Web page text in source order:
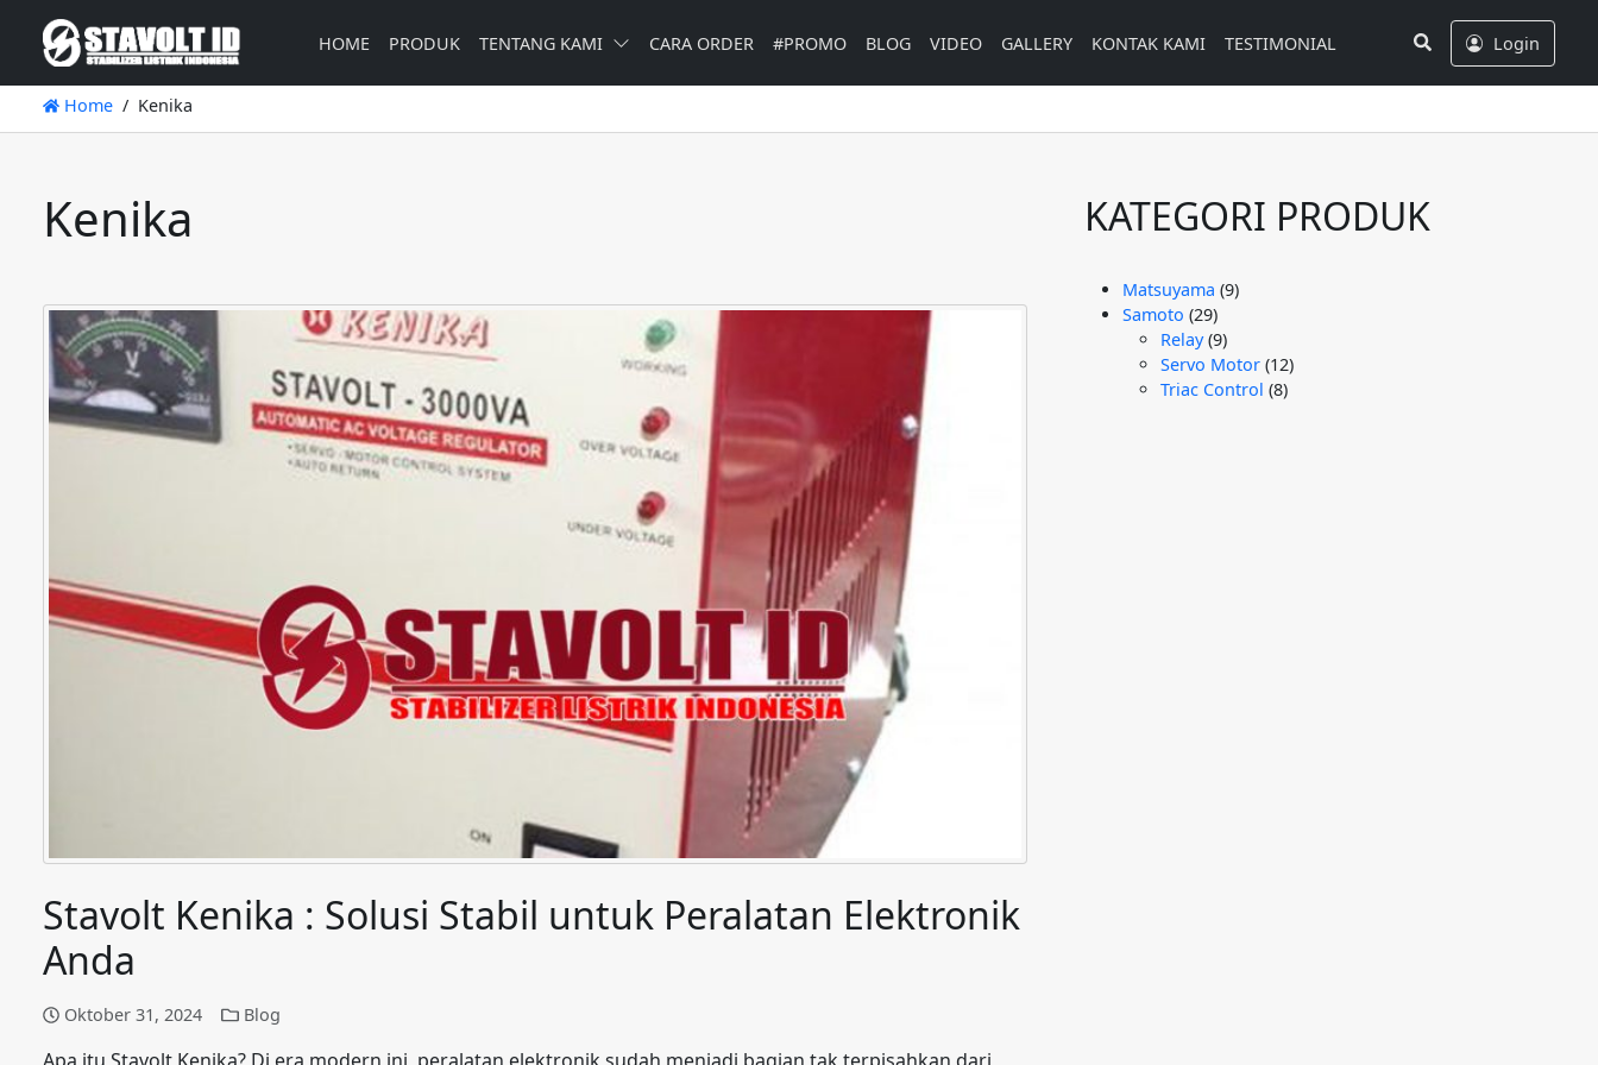
HOME PRODUK TENTANG KAMI CARA ORDER #PROMO BLOG VIDEO GALLERY KONTAK KAMI TESTIMONIAL Search Login
Home Kenika
Kenika
Stavolt Kenika : Solusi Stabil untuk Peralatan Elektronik
Anda
Oktober 31, 2024 Blog
KATEGORI PRODUK
Matsuyama 99
Samoto 2929
Produk
Relay 99
Produk
Servo Motor 1212
Triac Control 88